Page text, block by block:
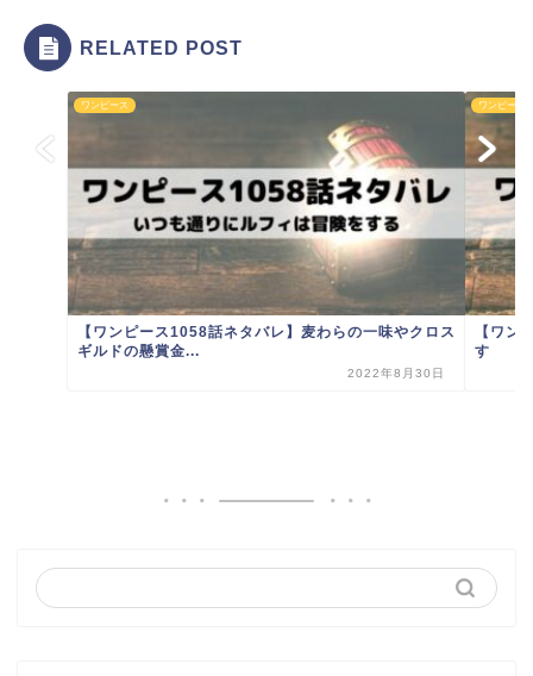
RELATED POST
ワンピース
【ワンピース1058話ネタバレ】麦わらの一味やクロス
ギルドの懸賞金...
2022年8月30日
ワンピース
【ワン
す